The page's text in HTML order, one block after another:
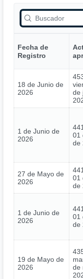
Fecha de
Registro
18 de Junio de
2026
de
1 de Junio de
2026
01
de
27 de Mayo de
2026
01
de
1 de Junio de
2026
01
de
19 de Mayo de
2026
de